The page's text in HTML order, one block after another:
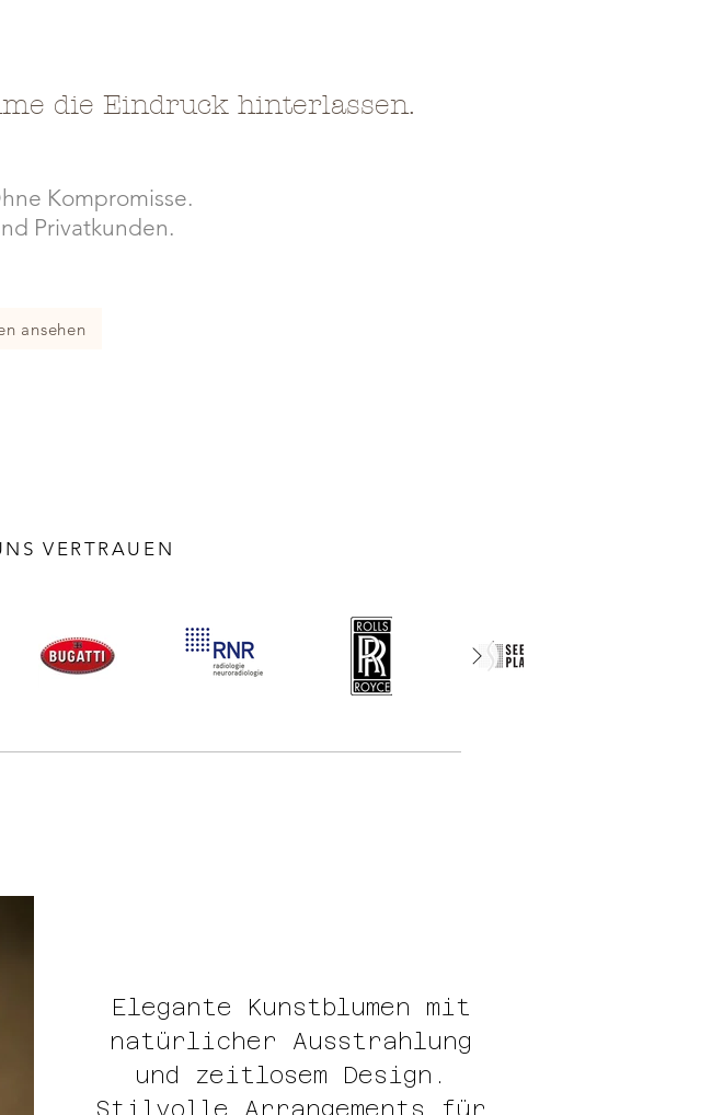
die Eindruck hinterlassen.
Kompromisse.
Privatkunden.
ansehen
VERTRAUEN
Elegante Kunstblumen mit
natürlicher Ausstrahlung
und zeitlosem Design.
Stilvolle Arrangements für